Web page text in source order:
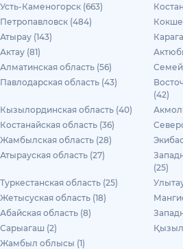
Усть-Каменогорск (663)
Петропавловск (484)
Атырау (143)
Актау (81)
Алматинская область (56)
Семей
Павлодарская область (43)
(42)
Кызылординская область (40)
Костанайская область (36)
Жамбылская область (28)
Атырауская область (27)
(25)
Туркестанская область (25)
Жетысуская область (18)
Абайская область (8)
Сарыагаш (2)
Жамбыл облысы (1)